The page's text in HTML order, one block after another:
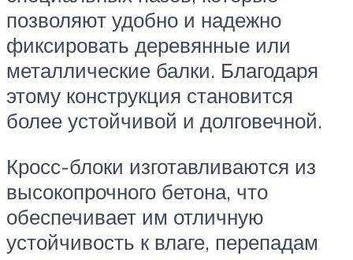
позволяют удобно и надежно
фиксировать деревянные или
металлические балки. Благодаря
этому конструкция становится
более устойчивой и долговечной.
Кросс-блоки изготавливаются из
высокопрочного бетона, что
обеспечивает им отличную
устойчивость к влаге, перепадам